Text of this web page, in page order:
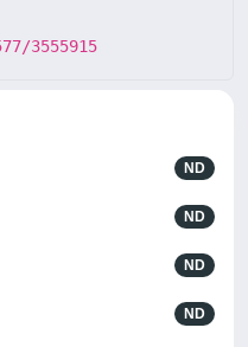
3555915
ND
ND
ND
ND